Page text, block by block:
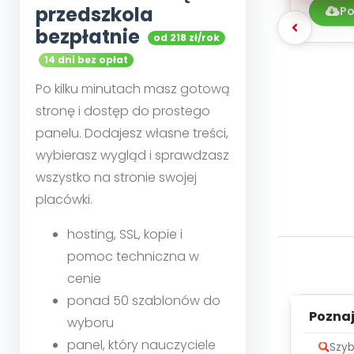
przedszkola
bezpłatnie
od 218 zł/rok
14 dni bez opłat
Po kilku minutach masz gotową
stronę i dostęp do prostego
panelu. Dodajesz własne treści,
wybierasz wygląd i sprawdzasz
wszystko na stronie swojej
placówki.
hosting, SSL, kopie i
pomoc techniczna w
cenie
ponad 50 szablonów do
wyboru
panel, który nauczyciele